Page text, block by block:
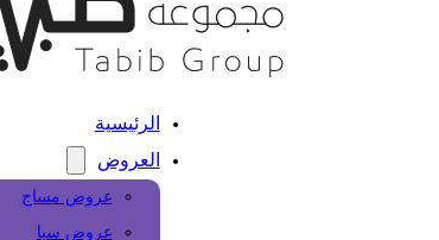
الرئيسية
العروض
عروض مساج
عروض سبا